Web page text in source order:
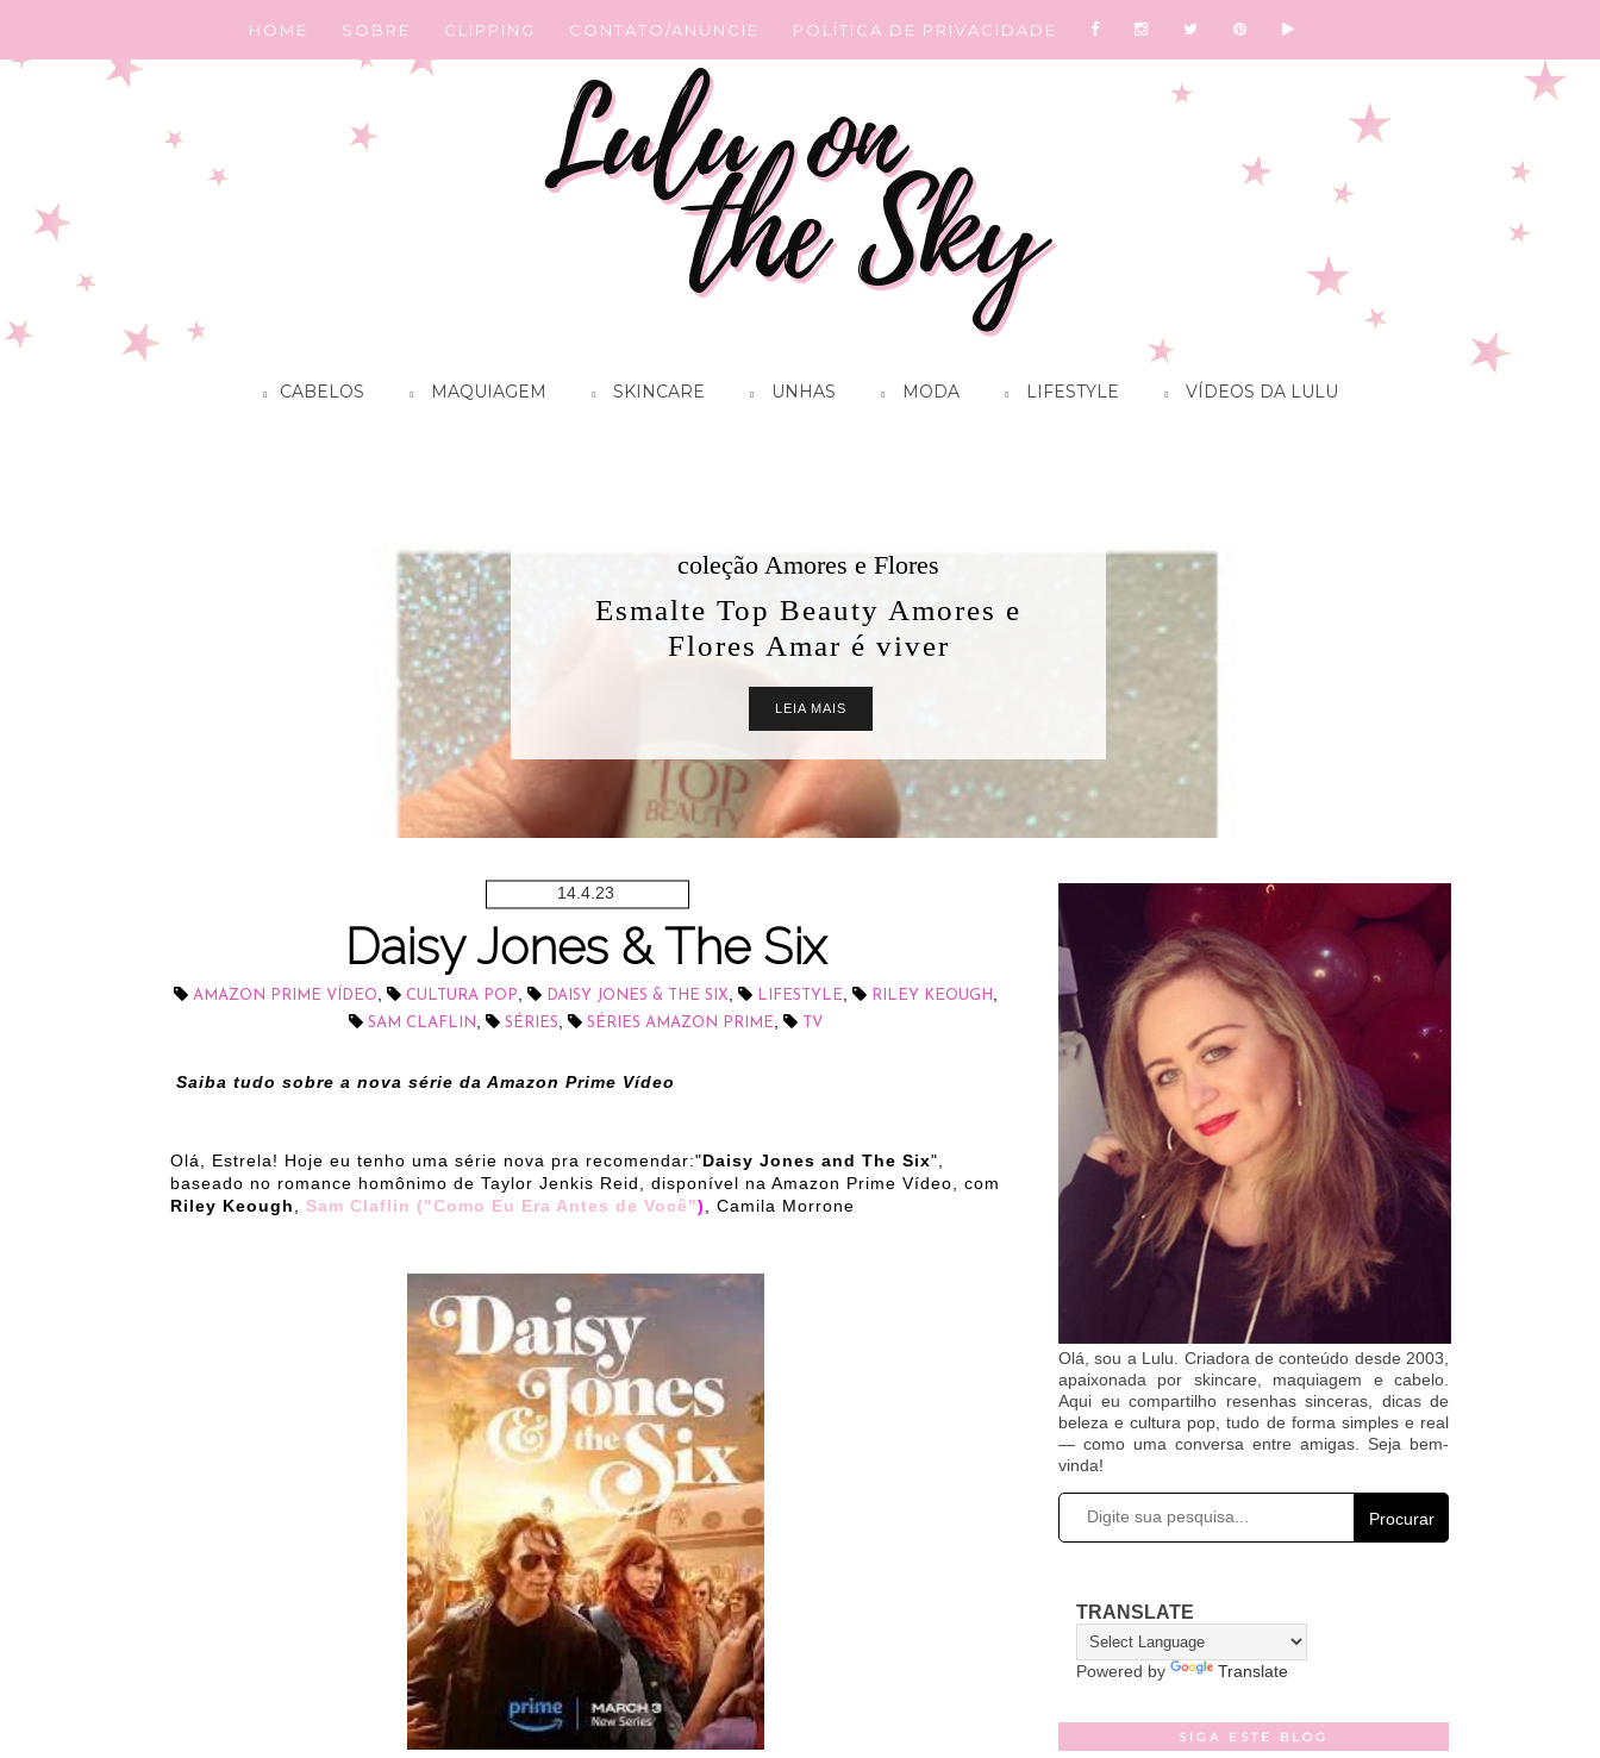
HOME SOBRE CLIPPING CONTATO/ANUNCIE POLÍTICA DE PRIVACIDADE
CABELOS MAQUIAGEM SKINCARE UNHAS MODA LIFESTYLE VÍDEOS DA LULU
coleção Amores e Flores
Esmalte Top Beauty Amores e
Flores Amar é viver
LEIA MAIS
14.4.23
Daisy Jones & The Six
AMAZON PRIME VÍDEO CULTURA POP DAISY JONES & THE SIX LIFESTYLE RILEY KEOUGH
SAM CLAFLIN SÉRIES SÉRIES AMAZON PRIME TV
Saiba tudo sobre a nova série da Amazon Prime Vídeo
Olá, Estrela! Hoje eu tenho uma série nova pra recomendar:"Daisy Jones and The Six",
baseado no romance homônimo de Taylor Jenkis Reid, disponível na Amazon Prime Vídeo, com
Riley Keough
Sam Claflin ("Como Eu Era Antes de Você") , Camila Morrone
Olá, sou a Lulu. Criadora de conteúdo desde 2003,
apaixonada por skincare, maquiagem e cabelo.
Aqui eu compartilho resenhas sinceras, dicas de
beleza e cultura pop, tudo de forma simples e real
— como uma conversa entre amigas. Seja bem-
vinda!
Procurar
TRANSLATE
Powered by Translate
SIGA ESTE BLOG